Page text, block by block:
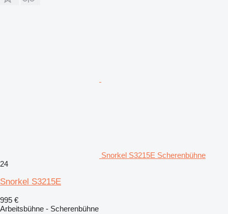
Snorkel S3215E Scherenbühne
24
Snorkel S3215E
995 €
Arbeitsbühne - Scherenbühne